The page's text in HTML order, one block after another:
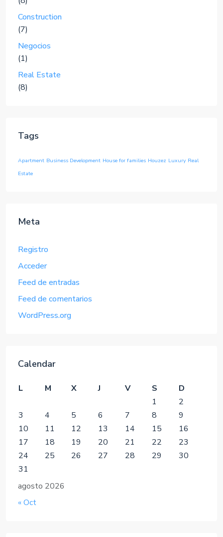
Construction
(7)
Negocios
(1)
Real Estate
(8)
Tags
Apartment Business Development House for families Houzez Luxury Real
Estate
Meta
Registro
Acceder
Feed de entradas
Feed de comentarios
WordPress.org
Calendar
agosto 2026
L M X J V S
D
1
2
3
4 5 6 7 8
9
10
11 12 13 14 15
16
17
18 19 20 21 22
23
24
25 26 27 28 29
30
31
« Oct